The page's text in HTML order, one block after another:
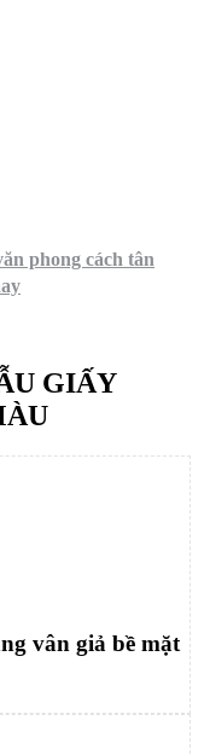
phong cách tân
GIẤY
vân giả bề mặt